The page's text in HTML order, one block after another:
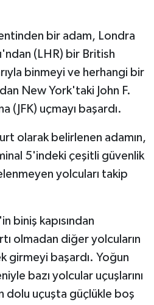
bir adam, Londra
(LHR) bir British
binmeyi ve herhangi bir
New York'taki John F.
(JFK) uçmayı başardı.
olarak belirlenen adamın,
5'indeki çeşitli güvenlik
yolcuları takip
biniş kapısından
olmadan diğer yolcuların
girmeyi başardı. Yoğun
bazı yolcular uçuşlarını
dolu uçuşta güçlükle boş